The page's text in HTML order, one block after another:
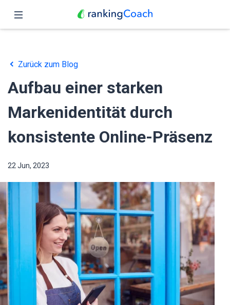
Funktionen
Preise
Partner
Blog
Deutsch
Zurück zum Blog
Aufbau einer starken
Markenidentität durch
konsistente Online-Präsenz
22 Jun, 2023